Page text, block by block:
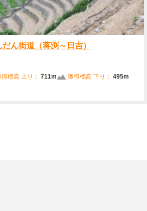
ん街道（蒋渕～日吉）
得標高 上り： 711m 獲得標高 下り： 495m